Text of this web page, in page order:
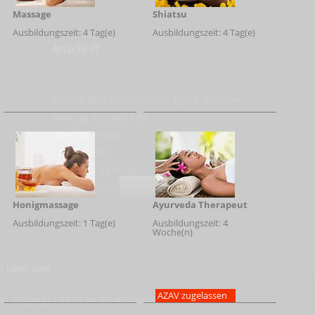
Massage
Ausbildungszeit: 4 Tag(e)
Shiatsu
Ausbildungszeit: 4 Tag(e)
Honigmassage
Ausbildungszeit: 1 Tag(e)
Ayurveda Therapeut
Ausbildungszeit: 4
Woche(n)
AZAV zugelassen
www.sg-kosmetik.de
Goerzallee 261
14167 Berlin
Fax:030 / 343468810
Google Maps:
zur Karte
© Copyright 2016 bySG-Kosmetik.